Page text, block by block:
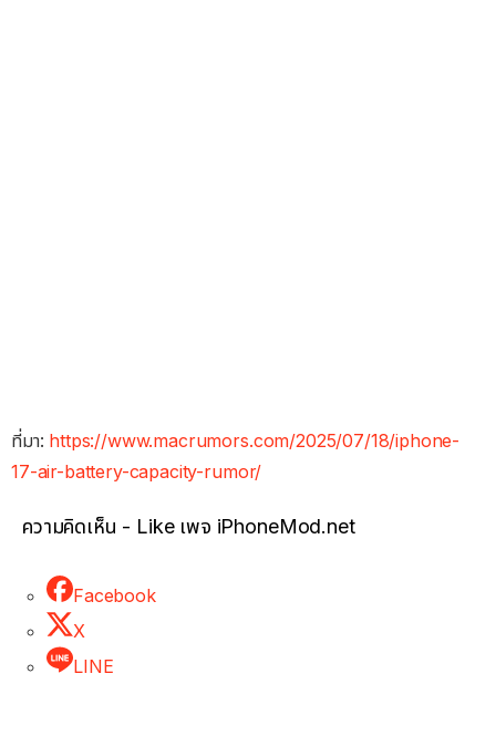
ที่มา: https://www.macrumors.com/2025/07/18/iphone-
17-air-battery-capacity-rumor/
ความคิดเห็น - Like เพจ iPhoneMod.net
Facebook
X
LINE